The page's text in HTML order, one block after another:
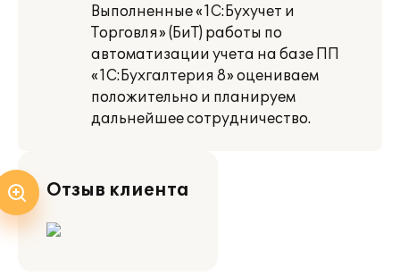
Выполненные «1С:Бухучет и
Торговля» (БиТ) работы по
автоматизации учета на базе ПП
«1С:Бухгалтерия 8» оцениваем
положительно и планируем
дальнейшее сотрудничество.
Отзыв клиента